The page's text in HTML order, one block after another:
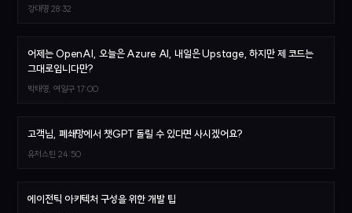
강대명 28:32
어제는 OpenAI, 오늘은 Azure AI, 내일은 Upstage, 하지만 제 코드는
그대로입니다만?
박태영, 여일구 17:00
고객님, 폐쇄망에서 챗GPT 돌릴 수 있다면 사시겠어요?
유저스틴 24:50
에이전틱 아키텍처 구성을 위한 개발 팁